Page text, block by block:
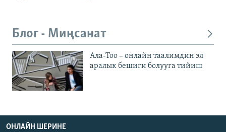
Блог - Миңсанат
Ала-Тоо – онлайн таалимдин эл
аралык бешиги болууга тийиш
ОНЛАЙН ШЕРИНЕ